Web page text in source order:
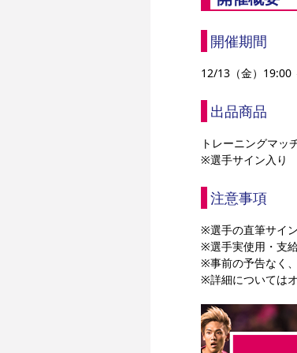
開催期間
12/13（金）19:00
出品商品
トレーニングマッ
※選手サイン入り
注意事項
※選手の直筆サイ
※選手実使用・支
※事前の予告なく
※詳細については